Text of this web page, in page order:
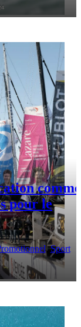
comme
pour le
,Sport